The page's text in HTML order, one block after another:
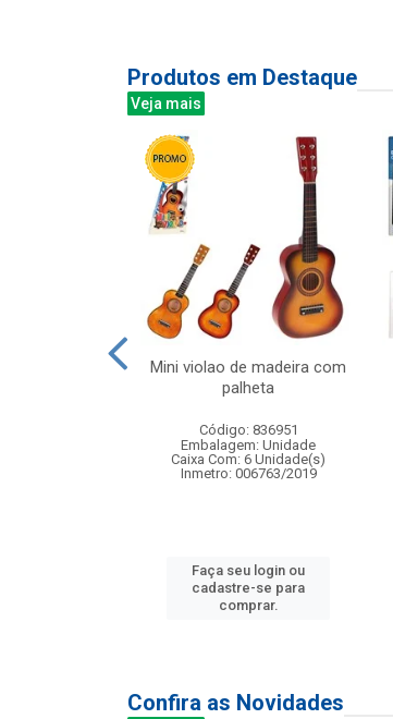
Produtos em Destaque
Veja mais
Mini violao de madeira com
palheta
Código: 836951
Embalagem: Unidade
Caixa Com: 6 Unidade(s)
Inmetro: 006763/2019
Faça seu login ou
cadastre-se para
comprar.
Confira as Novidades